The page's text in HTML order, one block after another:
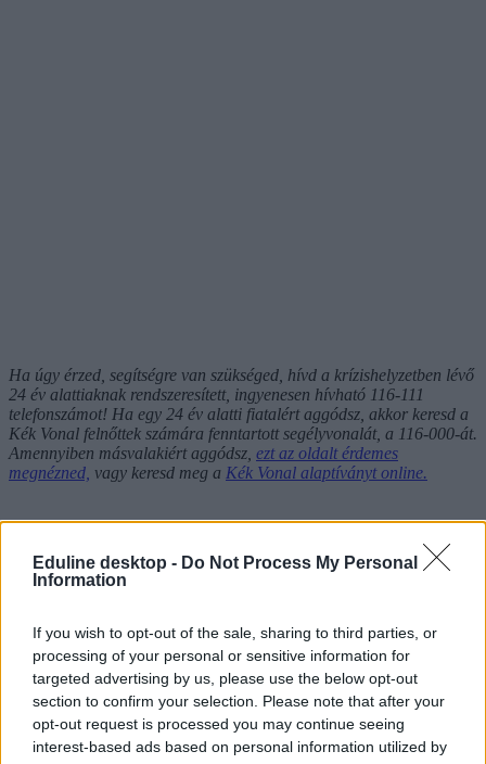
Eduline desktop - Do Not Process My Personal
Information
If you wish to opt-out of the sale, sharing to third parties, or
processing of your personal or sensitive information for
targeted advertising by us, please use the below opt-out
section to confirm your selection. Please note that after your
opt-out request is processed you may continue seeing
interest-based ads based on personal information utilized by
Ha úgy érzed, segítségre van szükséged, hívd a krízishelyzetben lévő
24 év alattiaknak rendszeresített, ingyenesen hívható 116-111
telefonszámot! Ha egy 24 év alatti fiatalért aggódsz, akkor keresd a
Kék Vonal felnőttek számára fenntartott segélyvonalát, a 116-000-át.
Amennyiben másvalakiért aggódsz, ezt az oldalt érdemes
megnézned, vagy keresd meg a Kék Vonal alaptíványt online.